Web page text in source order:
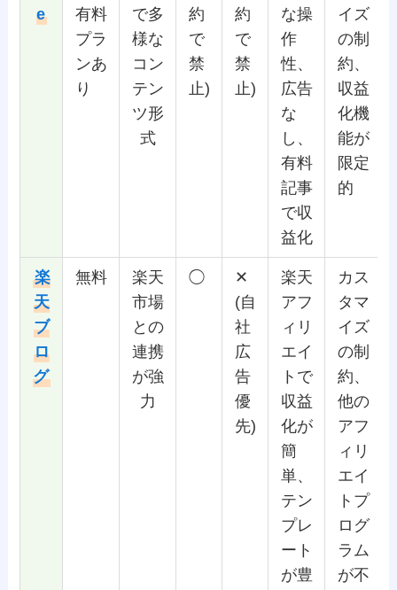
e
有料
プラ
ンあ
り
で多
様な
コン
テン
ツ形
式
約
で
禁
止)
約
で
禁
止)
な操
作
性、
広告
な
し、
有料
記事
で収
益化
イズ
の制
約、
収益
化機
能が
限定
的
楽
天
ブ
ロ
グ
無料
楽天
市場
との
連携
が強
力
◯
✕
(自
社
広
告
優
先)
楽天
アフ
ィリ
エイ
トで
収益
化が
簡
単、
テン
プレ
ート
が豊
カス
タマ
イズ
の制
約、
他の
アフ
ィリ
エイ
トプ
ログ
ラム
が不